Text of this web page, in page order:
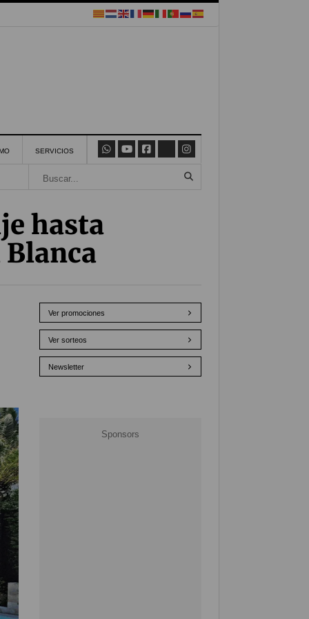
SERVICIOS
hasta
Blanca
Ver promociones
Ver sorteos
Newsletter